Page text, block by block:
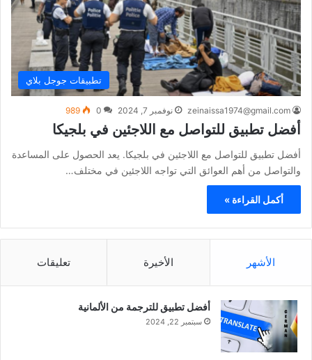
تطبيقات جوجل بلاي
zeinaissa1974@gmail.com نوفمبر 7, 2024 0
989
أفضل تطبيق للتواصل مع اللاجئين في بلجيكا
أفضل تطبيق للتواصل مع اللاجئين في بلجيكا. يعد الحصول على المساعدة
والتواصل من أهم العوائق التي تواجه اللاجئين في مختلف…
أكمل القراءة »
الأشهر الأخيرة تعليقات
أفضل تطبيق للترجمة من الألمانية
سبتمبر 22, 2024